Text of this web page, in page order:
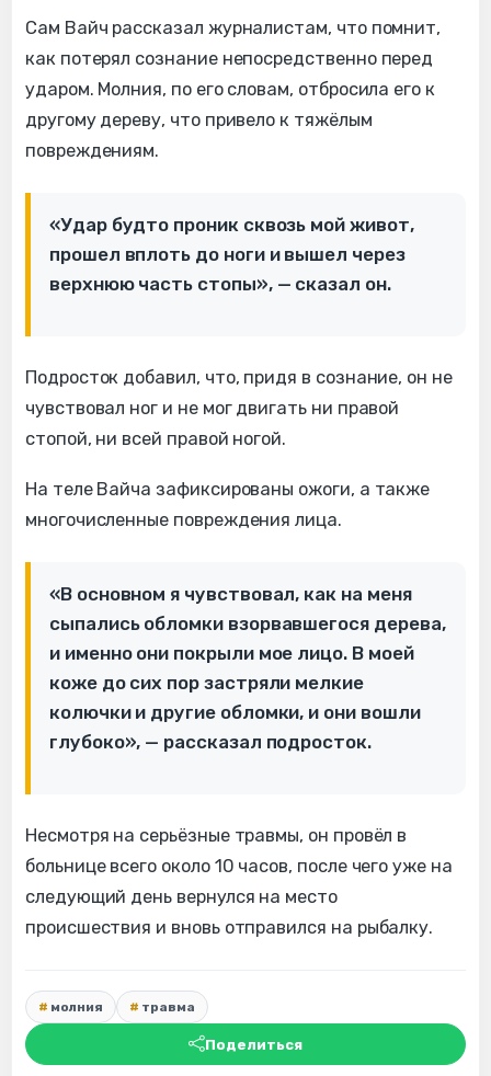
Сам Вайч рассказал журналистам, что помнит,
как потерял сознание непосредственно перед
ударом. Молния, по его словам, отбросила его к
другому дереву, что привело к тяжёлым
повреждениям.
«Удар будто проник сквозь мой живот,
прошел вплоть до ноги и вышел через
верхнюю часть стопы», — сказал он.
Подросток добавил, что, придя в сознание, он не
чувствовал ног и не мог двигать ни правой
стопой, ни всей правой ногой.
На теле Вайча зафиксированы ожоги, а также
многочисленные повреждения лица.
«В основном я чувствовал, как на меня
сыпались обломки взорвавшегося дерева,
и именно они покрыли мое лицо. В моей
коже до сих пор застряли мелкие
колючки и другие обломки, и они вошли
глубоко», — рассказал подросток.
Несмотря на серьёзные травмы, он провёл в
больнице всего около 10 часов, после чего уже на
следующий день вернулся на место
происшествия и вновь отправился на рыбалку.
молния травма
Поделиться